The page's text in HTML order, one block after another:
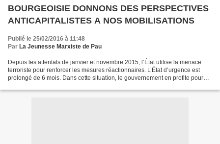
BOURGEOISIE DONNONS DES PERSPECTIVES
ANTICAPITALISTES A NOS MOBILISATIONS
Publié le 25/02/2016 à 11:48
Par La Jeunesse Marxiste de Pau
Depuis les attentats de janvier et novembre 2015, l’État utilise la menace
terroriste pour renforcer les mesures réactionnaires. L’État d’urgence est
prolongé de 6 mois. Dans cette situation, le gouvernement en profite pour